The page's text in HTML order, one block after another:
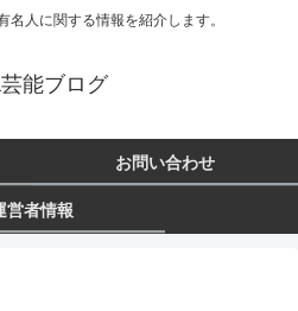
名人に関する情報を紹介します。
能ブログ
お問い合わせ
営者情報